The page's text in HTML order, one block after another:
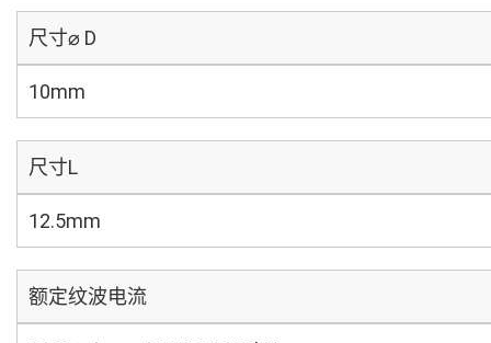
尺寸⌀ D
10mm
尺寸L
12.5mm
额定纹波电流